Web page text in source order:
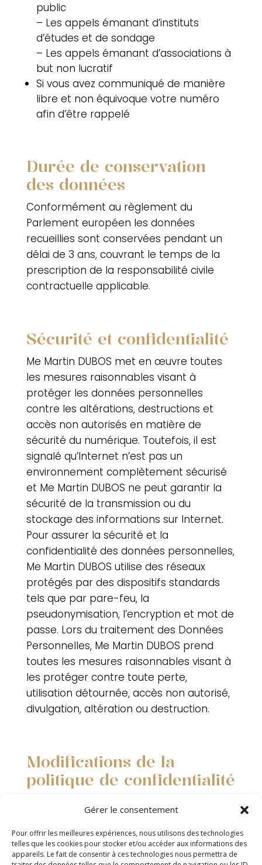
Gérer le consentement
Pour offrir les meilleures expériences, nous utilisons des technologies
telles que les cookies pour stocker et/ou accéder aux informations des
appareils. Le fait de consentir à ces technologies nous permettra de
public
– Les appels émanant d’instituts
d’études et de sondage
– Les appels émanant d’associations à
but non lucratif
Si vous avez communiqué de manière
libre et non équivoque votre numéro
afin d’être rappelé
Durée de conservation
des données
Conformément au règlement du
Parlement européen les données
recueillies sont conservées pendant un
délai de 3 ans, couvrant le temps de la
prescription de la responsabilité civile
contractuelle applicable.
Sécurité et confidentialité
Me Martin DUBOS met en œuvre toutes
les mesures raisonnables visant à
protéger les données personnelles
contre les altérations, destructions et
accès non autorisés en matière de
sécurité du numérique. Toutefois, il est
signalé qu’Internet n’est pas un
environnement complètement sécurisé
et Me Martin DUBOS ne peut garantir la
sécurité de la transmission ou du
stockage des informations sur Internet.
Pour assurer la sécurité et la
confidentialité des données personnelles,
Me Martin DUBOS utilise des réseaux
protégés par des dispositifs standards
tels que par pare-feu, la
pseudonymisation, l’encryption et mot de
passe. Lors du traitement des Données
Personnelles,Me Martin DUBOS prend
toutes les mesures raisonnables visant à
les protéger contre toute perte,
utilisation détournée, accès non autorisé,
divulgation, altération ou destruction.
Modifications de la
politique de confidentialité
vous engagez à la parcourir à chaque
utilisation pour prendre connaissance de